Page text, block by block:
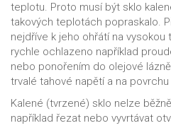
teplotu. Proto musí být sklo
takových teplotách popraskalo.
nejdříve k jeho ohřátí na vysokou
rychle ochlazeno například
nebo ponořením do olejové
trvalé tahové napětí a na
Kalené (tvrzené) sklo nelze
například řezat nebo vyvrtávat